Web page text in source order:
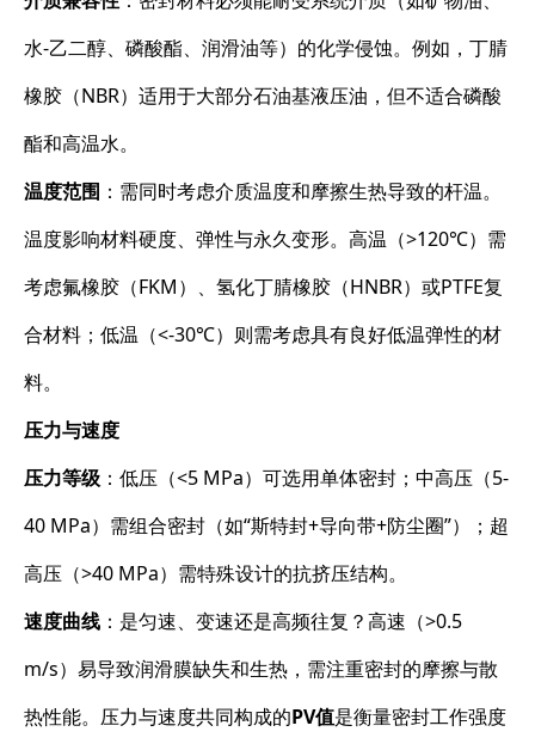
水-乙二醇、磷酸酯、润滑油等）的化学侵蚀。例如，丁腈
橡胶（NBR）适用于大部分石油基液压油，但不适合磷酸
酯和高温水。
温度范围 ：需同时考虑介质温度和摩擦生热导致的杆温。
温度影响材料硬度、弹性与永久变形。高温（>120℃）需
考虑氟橡胶（FKM）、氢化丁腈橡胶（HNBR）或PTFE复
合材料；低温（<-30℃）则需考虑具有良好低温弹性的材
料。
压力与速度
压力等级 ：低压（<5 MPa）可选用单体密封；中高压（5-
40 MPa）需组合密封（如“斯特封+导向带+防尘圈”）；超
高压（>40 MPa）需特殊设计的抗挤压结构。
速度曲线 ：是匀速、变速还是高频往复？高速（>0.5
m/s）易导致润滑膜缺失和生热，需注重密封的摩擦与散
热性能。压力与速度共同构成的PV值是衡量密封工作强度